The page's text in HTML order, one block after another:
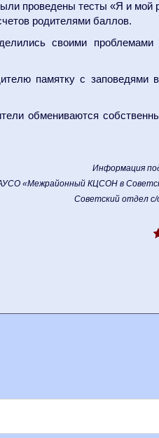
проведены тесты «Я и мой
родителями баллов.
своими
памятку с заповедями
обмениваются
Информация
«Межрайонный КЦСОН в
Советский отдел с/